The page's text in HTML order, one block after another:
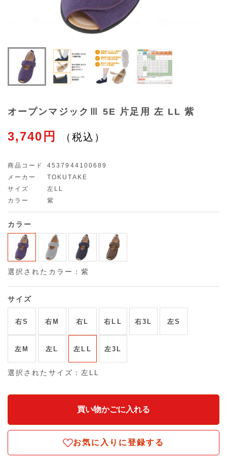
オープンマジックⅢ 5E 片足用 左 LL 紫
3,740円
商品コード
4537944100689
メーカー
TOKUTAKE
サイズ
左LL
カラー
紫
カラー
選択されたカラー：紫
サイズ
右S 右M 右L 右LL 右3L 左S
左M 左L 左LL 左3L
選択されたサイズ：左LL
お気に入りに登録する